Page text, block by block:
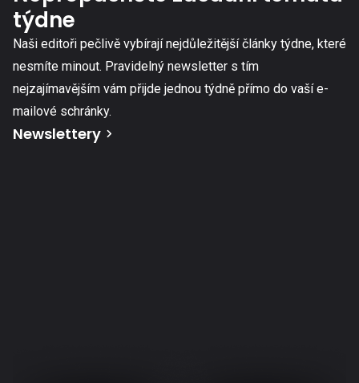
týdne
Naši editoři pečlivě vybírají nejdůležitější články týdne, které
nesmíte minout. Pravidelný newsletter s tím
nejzajímavějším vám přijde jednou týdně přímo do vaší e-
mailové schránky.
Newslettery